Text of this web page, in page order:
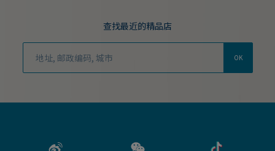
查找最近的精品店
OK